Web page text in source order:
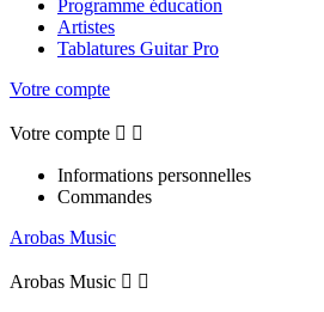
Programme éducation
Artistes
Tablatures Guitar Pro
Votre compte
Votre compte  
Informations personnelles
Commandes
Arobas Music
Arobas Music  